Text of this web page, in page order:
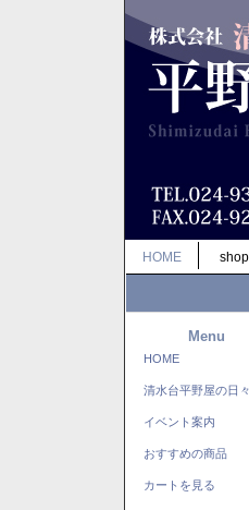
HOME
Menu
HOME
清水台平野屋の日々
イベント案内
おすすめの商品
カートを見る